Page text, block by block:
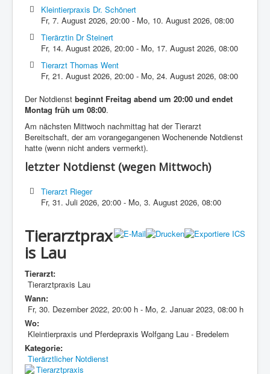
Kleintierpraxis Dr. Schönert
Fr, 7. August 2026,20:00 - Mo, 10. August 2026,08:00
Tierärztin Dr Steinert
Fr, 14. August 2026,20:00 - Mo, 17. August 2026,08:00
Tierarzt Thomas Went
Fr, 21. August 2026,20:00 - Mo, 24. August 2026,08:00
Der Notdienst beginnt Freitag abend um 20:00 und endet
Montag früh um 08:00.
Am nächsten Mittwoch nachmittag hat der Tierarzt
Bereitschaft, der am vorangegangenen Wochenende Notdienst
hatte (wenn nicht anders vermerkt).
letzter Notdienst (wegen Mittwoch)
Tierarzt Rieger
Fr, 31. Juli 2026,20:00 - Mo, 3. August 2026,08:00
Tierarztprax
is Lau
Tierarzt:
Tierarztpraxis Lau
Wann:
Fr, 30. Dezember 2022, 20:00 h - Mo, 2. Januar 2023, 08:00 h
Wo:
Kleintierpraxis und Pferdepraxis Wolfgang Lau - Bredelem
Kategorie:
Tierärztlicher Notdienst